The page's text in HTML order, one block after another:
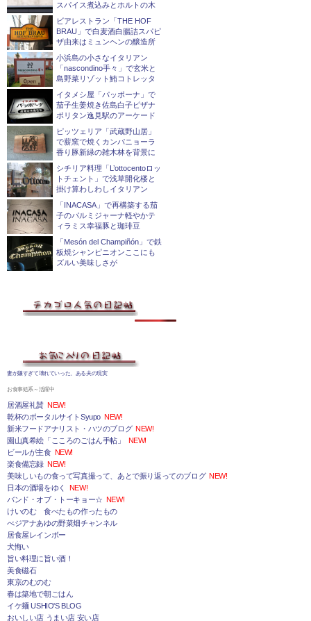
スパイス煮込みとホルトの木
ビアレストラン「THE HOF
BRAU」で白麦酒白腸詰スパピ
ザ由来はミュンヘンの醸造所
小浜島の小さなイタリアン
「nascondino手々」で玄米と
島野菜リゾット鮪コトレッタ
イタメシ屋「パッポーナ」で
茄子生姜焼き佐島白子ピザナ
ポリタン逸見駅のアーケード
ピッツェリア「武蔵野山居」
で薪窯で焼くカンパニョーラ
香り豚新緑の雑木林を背景に
シチリア料理「L’ottocentoロッ
トチェント」で浅草開化楼と
掛け算わしわしイタリアン
「INACASA」で再構築する茄
子のパルミジャーナ軽やかテ
ィラミス幸福豚と珈琲豆
「Mesón del Champiñón」で鉄
板焼シャンピニオンここにも
ズルい美味しさが
妻が嫌すぎて壊れていった、ある夫の現実
お食事処系～活躍中
居酒屋礼賛 NEW!
乾杯のポータルサイトSyupo NEW!
新米フードアナリスト・ハツのブログ NEW!
園山真希絵「こころのごはん手帖」
NEW!
ビールが主食 NEW!
楽食備忘録 NEW!
美味しいもの食って写真撮って、あとで振り返ってのブログ NEW!
日本の酒場をゆく
NEW!
バンド・オブ・トーキョー☆ NEW!
けいのむ 食べたもの作ったもの
べジアナあゆの野菜畑チャンネル
居食屋レインボー
犬悔い
旨い料理に旨い酒！
美食磁石
東京のむのむ
春は築地で朝ごはん
イケ麺 USHIO'S BLOG
おいしい店 うまい店 安い店